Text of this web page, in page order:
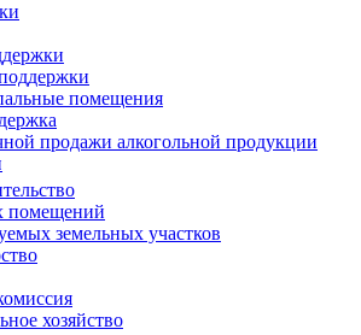
помещения
продажи алкогольной продукции
помещений
земельных участков
хозяйство